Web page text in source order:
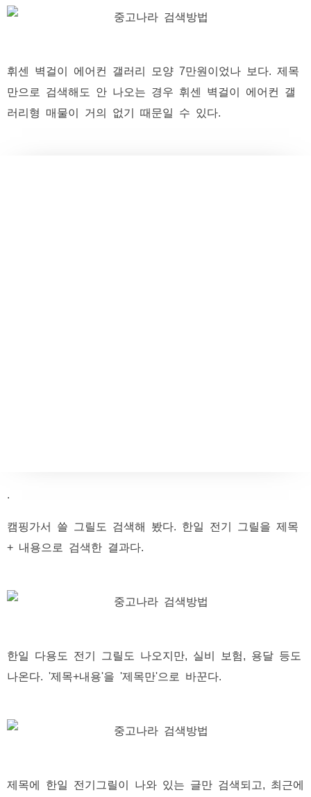
휘센 벽걸이 에어컨 갤러리 모양 7만원이었나 보다. 제목
만으로 검색해도 안 나오는 경우 휘센 벽걸이 에어컨 갤
러리형 매물이 거의 없기 때문일 수 있다.
캠핑가서 쓸 그릴도 검색해 봤다. 한일 전기 그릴을 제목
+ 내용으로 검색한 결과다.
한일 다용도 전기 그릴도 나오지만, 실비 보험, 용달 등도
나온다. '제목+내용'을 '제목만'으로 바꾼다.
제목에 한일 전기그릴이 나와 있는 글만 검색되고, 최근에